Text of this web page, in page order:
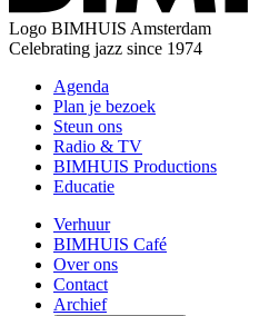
Logo BIMHUIS Amsterdam
Celebrating jazz since 1974
Agenda
Plan je bezoek
Steun ons
Radio & TV
BIMHUIS Productions
Educatie
Verhuur
BIMHUIS Café
Over ons
Contact
Archief